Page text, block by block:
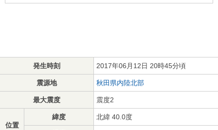
発生時刻 2017年06月12日 20時45分頃
震源地 秋田県内陸北部
最大震度 震度2
位置
緯度 北緯 40.0度